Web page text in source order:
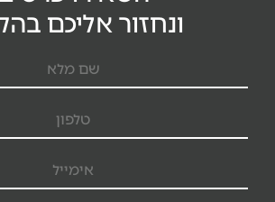
ונחזור אליכם